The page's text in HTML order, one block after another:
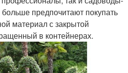
предпочитают покупать
материал с закрытой
в контейнерах.